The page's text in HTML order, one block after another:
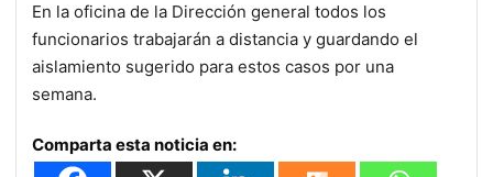
En la oficina de la Dirección general todos los
funcionarios trabajarán a distancia y guardando el
aislamiento sugerido para estos casos por una
semana.
Comparta esta noticia en: